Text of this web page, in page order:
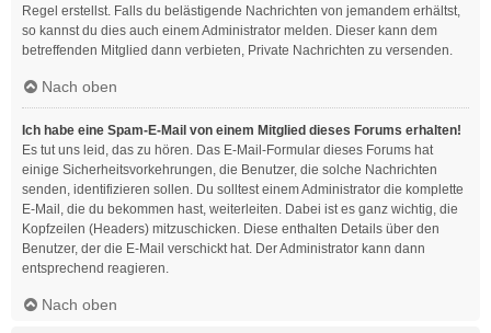
Regel erstellst. Falls du belästigende Nachrichten von jemandem erhältst,
so kannst du dies auch einem Administrator melden. Dieser kann dem
betreffenden Mitglied dann verbieten, Private Nachrichten zu versenden.
Nach oben
Ich habe eine Spam-E-Mail von einem Mitglied dieses Forums erhalten!
Es tut uns leid, das zu hören. Das E-Mail-Formular dieses Forums hat
einige Sicherheitsvorkehrungen, die Benutzer, die solche Nachrichten
senden, identifizieren sollen. Du solltest einem Administrator die komplette
E-Mail, die du bekommen hast, weiterleiten. Dabei ist es ganz wichtig, die
Kopfzeilen (Headers) mitzuschicken. Diese enthalten Details über den
Benutzer, der die E-Mail verschickt hat. Der Administrator kann dann
entsprechend reagieren.
Nach oben